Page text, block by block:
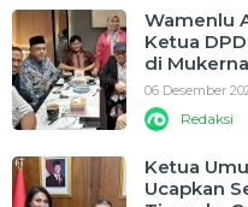
Wamenlu
Ketua
di
06 Desember
Redaksi
Ketua
Ucapkan